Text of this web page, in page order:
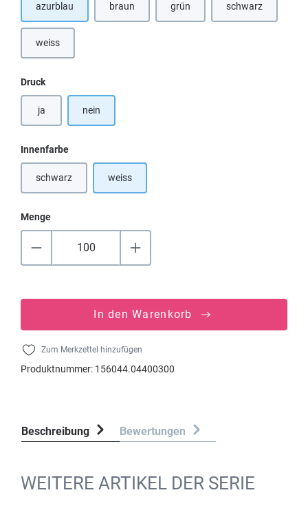
azurblau braun(Diese Option ist zurzeit nicht verfügbar.)
grün schwarz(Diese Option ist
weiss
Druckauswählen
ja nein
Innenfarbeauswählen
schwarz(Diese Option ist zurzeit nicht verfügbar.)
weiss
Menge
In den Warenkorb
Zum Merkzettel hinzufügen
Produktnummer: 156044.04400300
Beschreibung Bewertungen
WEITERE ARTIKEL DER SERIE